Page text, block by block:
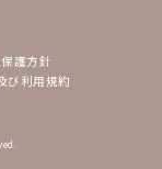
護方針
び利用規約